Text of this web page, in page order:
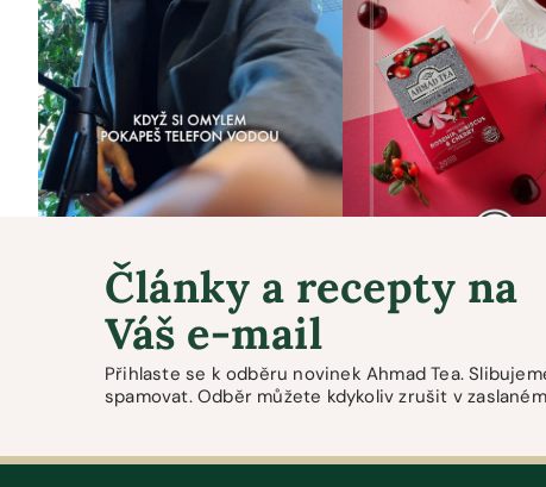
Články a recepty na
Váš e-mail
Přihlaste se k odběru novinek Ahmad Tea.
spamovat. Odběr můžete kdykoliv zrušit v